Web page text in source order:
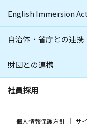
English Immersion
自治体・省庁との連携
財団との連携
社員採用
個人情報保護方針 サ